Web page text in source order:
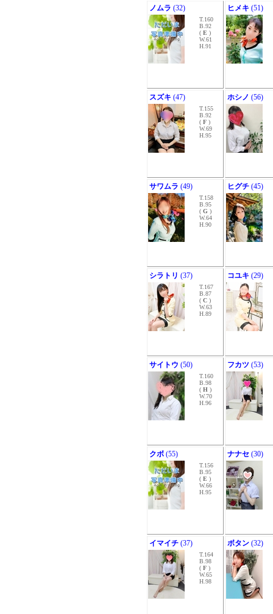
ノムラ (32)
T.160
B.92
( E )
W.61
H.91
ヒメキ (51)
スズキ (47)
T.155
B.92
( F )
W.69
H.95
ホシノ (56)
サワムラ (49)
T.158
B.95
( G )
W.64
H.90
ヒグチ (45)
シラトリ (37)
T.167
B.87
( C )
W.63
H.89
コユキ (29)
サイトウ (50)
T.160
B.98
( H )
W.70
H.96
フカツ (53)
クボ (55)
T.156
B.95
( E )
W.66
H.95
ナナセ (30)
イマイチ (37)
T.164
B.98
( F )
W.65
H.98
ボタン (32)